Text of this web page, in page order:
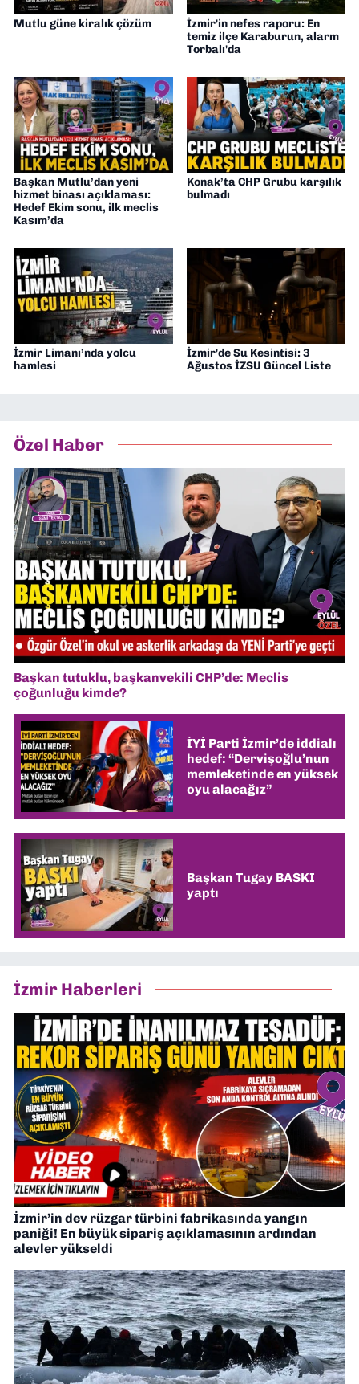
Mutlu güne kiralık çözüm
İzmir'in nefes raporu: En
temiz ilçe Karaburun, alarm
Torbalı'da
Başkan Mutlu’dan yeni
hizmet binası açıklaması:
Hedef Ekim sonu, ilk meclis
Kasım’da
Konak’ta CHP Grubu karşılık
bulmadı
İzmir Limanı’nda yolcu
hamlesi
İzmir'de Su Kesintisi: 3
Ağustos İZSU Güncel Liste
Özel Haber
Başkan tutuklu, başkanvekili CHP’de: Meclis
çoğunluğu kimde?
İYİ Parti İzmir’de iddialı
hedef: “Dervişoğlu’nun
memleketinde en yüksek
oyu alacağız”
Başkan Tugay BASKI
yaptı
İzmir Haberleri
İzmir’in dev rüzgar türbini fabrikasında yangın
paniği! En büyük sipariş açıklamasının ardından
alevler yükseldi